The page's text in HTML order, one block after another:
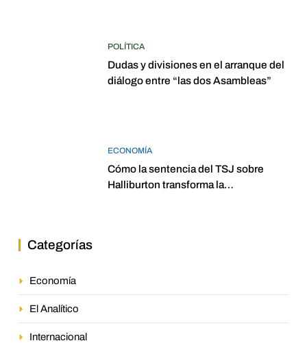
POLÍTICA
Dudas y divisiones en el arranque del
diálogo entre “las dos Asambleas”
ECONOMÍA
Cómo la sentencia del TSJ sobre
Halliburton transforma la
Categorías
Economía
El Analítico
Internacional